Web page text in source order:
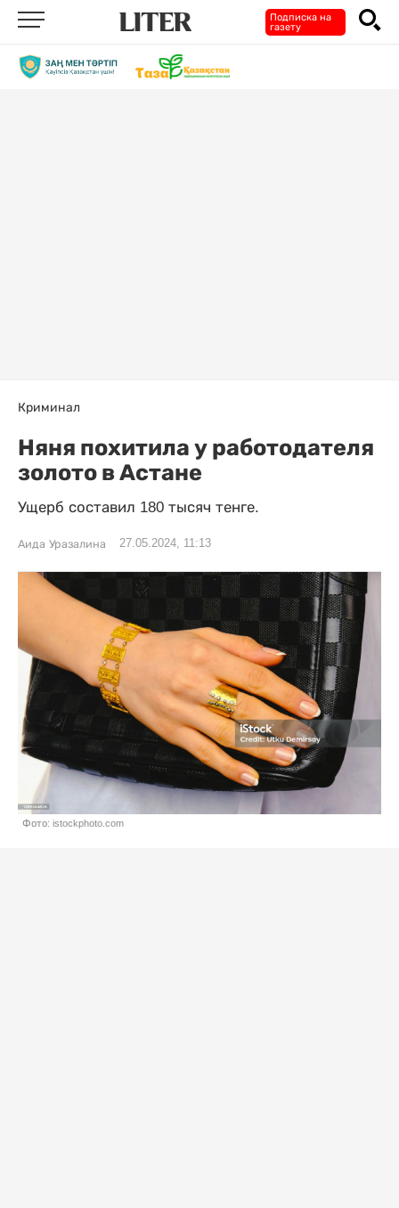
Подписка на
газету
Криминал
Няня похитила у работодателя
золото в Астане
Ущерб составил 180 тысяч тенге.
Аида Уразалина 27.05.2024, 11:13
Фото: istockphoto.com